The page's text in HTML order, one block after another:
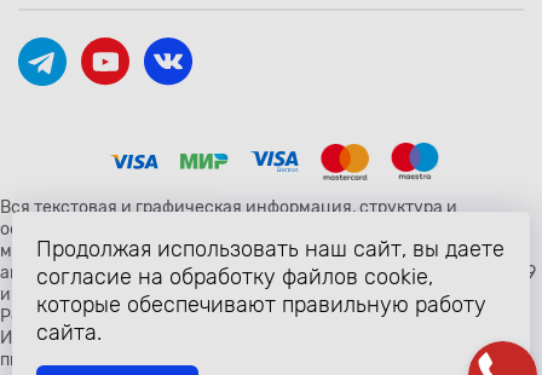
Вся текстовая и графическая информация, структура и
оформление страницы avtozaryad.ru защищены российскими и
международными законами и соглашениями об охране
авторских прав и интеллектуальной собственности (статьи 1259
и 1260 главы 70 «Авторское право» Гражданского Кодекса
Российской Федерации от 18 декабря 2006 года N 230-ФЗ).
Использование любых материалов сайта разрешено только с
письменного согласия владельцев сайта avtozaryad.ru
Продолжая использовать наш сайт, вы даете
согласие на обработку файлов cookie,
которые обеспечивают правильную работу
сайта.